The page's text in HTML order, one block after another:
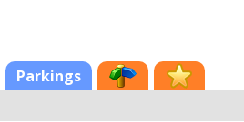
Parkings